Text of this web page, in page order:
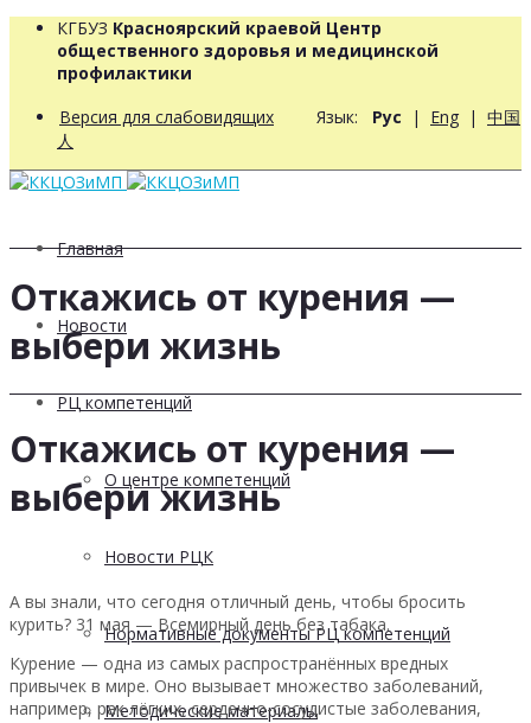
КГБУЗ Красноярский краевой Центр
общественного здоровья и медицинской
профилактики
Версия для слабовидящих Язык: Рус | Eng | 中国
人
Главная
Новости
РЦ компетенций
О центре компетенций
Новости РЦК
Нормативные документы РЦ компетенций
Методические материалы
Откажись от курения —
выбери жизнь
Откажись от курения —
выбери жизнь
А вы знали, что сегодня отличный день, чтобы бросить
курить? 31 мая — Всемирный день без табака.
Курение — одна из самых распространённых вредных
привычек в мире. Оно вызывает множество заболеваний,
например, рак лёгких, сердечно-сосудистые заболевания,